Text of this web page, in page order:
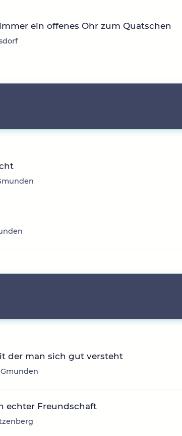
ein offenes Ohr zum Quatschen
der man sich gut versteht
Gmunden
echter Freundschaft